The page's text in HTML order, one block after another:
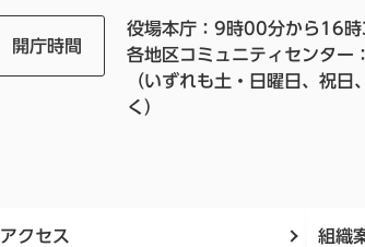
開庁時間
役場本庁：9時00分から16
各地区コミュニティセンタ
（いずれも土・日曜日、祝
く）
アクセス 組織